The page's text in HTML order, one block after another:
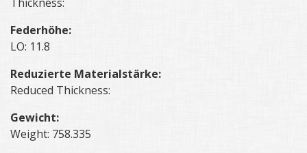
Federhöhe:
LO: 11.8
Reduzierte Materialstärke:
Reduced Thickness:
Gewicht:
Weight: 758.335